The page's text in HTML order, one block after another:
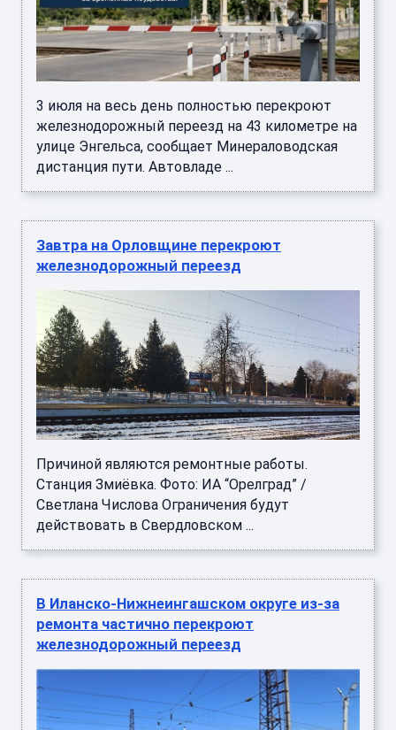
3 июля на весь день полностью перекроют
железнодорожный переезд на 43 километре на
улице Энгельса, сообщает Минераловодская
дистанция пути. Автовладе ...
Завтра на Орловщине перекроют
железнодорожный переезд
Причиной являются ремонтные работы.
Станция Змиёвка. Фото: ИА “Орелград” /
Светлана Числова Ограничения будут
действовать в Свердловском ...
В Иланско-Нижнеингашском округе из-за
ремонта частично перекроют
железнодорожный переезд